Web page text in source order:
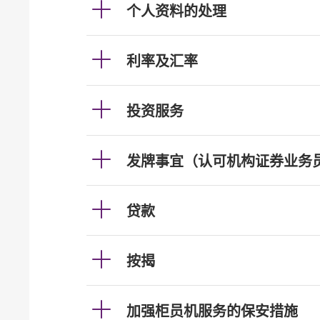
个人资料的处理
利率及汇率
投资服务
发牌事宜（认可机构证券业务
贷款
按揭
加强柜员机服务的保安措施